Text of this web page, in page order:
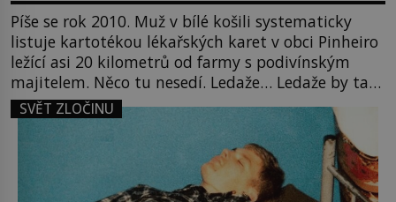
Píše se rok 2010. Muž v bílé košili systematicky
listuje kartotékou lékařských karet v obci Pinheiro
ležící asi 20 kilometrů od farmy s podivínským
majitelem. Něco tu nesedí. Ledaže… Ledaže by ta
mladá dívka z farmy byla ne manželkou, ale
dcerou – a všechny ty děti byly zplozené v incestu.
Na sociálním odboru jednoho z […]
SVĚT ZLOČINU